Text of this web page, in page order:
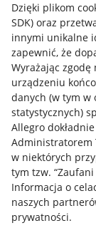
Dzięki plikom
SDK) oraz
innymi unikalne
zapewnić, że
Wyrażając
urządzeniu
danych (w tym w
statystycznych)
Allegro
Administratorem
w niektórych
tym tzw.
Informacja o
naszych
prywatności.
Przydatne
Jak to działa
Napisz do nas
Allegro Gadane